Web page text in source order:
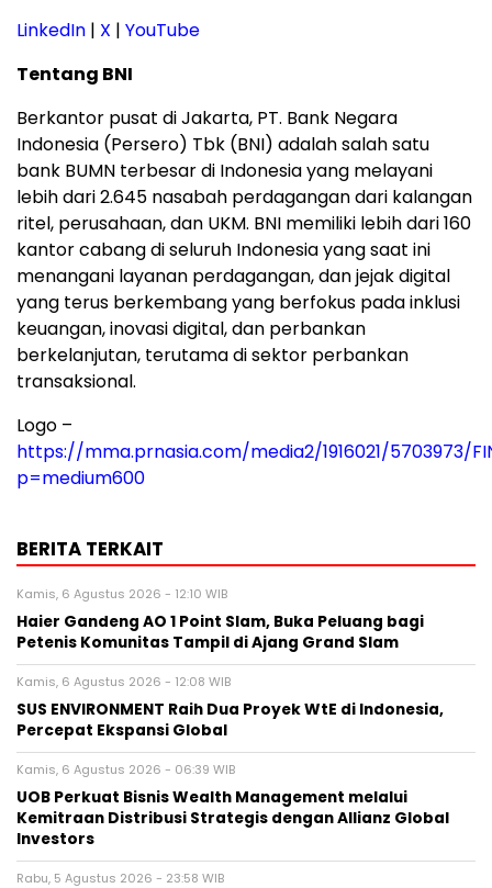
LinkedIn | X | YouTube
Tentang BNI
Berkantor pusat di Jakarta, PT. Bank Negara
Indonesia (Persero) Tbk (BNI) adalah salah satu
bank BUMN terbesar di Indonesia yang melayani
lebih dari 2.645 nasabah perdagangan dari kalangan
ritel, perusahaan, dan UKM. BNI memiliki lebih dari 160
kantor cabang di seluruh Indonesia yang saat ini
menangani layanan perdagangan, dan jejak digital
yang terus berkembang yang berfokus pada inklusi
keuangan, inovasi digital, dan perbankan
berkelanjutan, terutama di sektor perbankan
transaksional.
Logo –
https://mma.prnasia.com/media2/1916021/5703973/
p=medium600
BERITA TERKAIT
Kamis, 6 Agustus 2026 - 12:10 WIB
Haier Gandeng AO 1 Point Slam, Buka Peluang bagi
Petenis Komunitas Tampil di Ajang Grand Slam
Kamis, 6 Agustus 2026 - 12:08 WIB
SUS ENVIRONMENT Raih Dua Proyek WtE di Indonesia,
Percepat Ekspansi Global
Kamis, 6 Agustus 2026 - 06:39 WIB
UOB Perkuat Bisnis Wealth Management melalui
Kemitraan Distribusi Strategis dengan Allianz Global
Investors
Rabu, 5 Agustus 2026 - 23:58 WIB